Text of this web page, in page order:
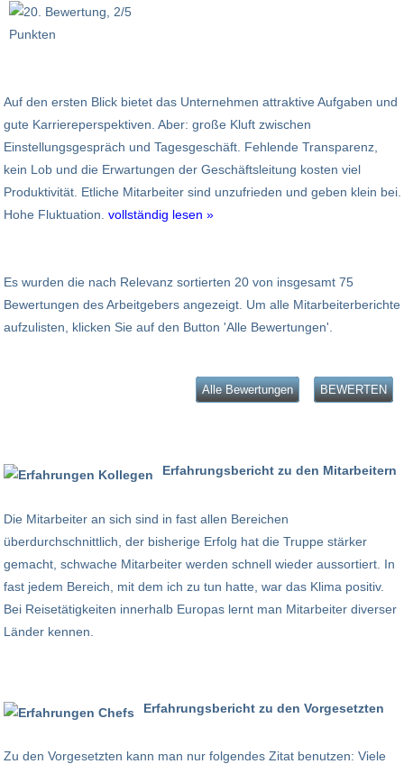
Auf den ersten Blick bietet das Unternehmen attraktive Aufgaben und
gute Karriereperspektiven. Aber: große Kluft zwischen
Einstellungsgespräch und Tagesgeschäft. Fehlende Transparenz,
kein Lob und die Erwartungen der Geschäftsleitung kosten viel
Produktivität. Etliche Mitarbeiter sind unzufrieden und geben klein bei.
Hohe Fluktuation. vollständig lesen »
Es wurden die nach Relevanz sortierten 20 von insgesamt 75
Bewertungen des Arbeitgebers angezeigt. Um alle Mitarbeiterberichte
aufzulisten, klicken Sie auf den Button 'Alle Bewertungen'.
Alle Bewertungen BEWERTEN
Erfahrungsbericht zu den Mitarbeitern
Die Mitarbeiter an sich sind in fast allen Bereichen
überdurchschnittlich, der bisherige Erfolg hat die Truppe stärker
gemacht, schwache Mitarbeiter werden schnell wieder aussortiert. In
fast jedem Bereich, mit dem ich zu tun hatte, war das Klima positiv.
Bei Reisetätigkeiten innerhalb Europas lernt man Mitarbeiter diverser
Länder kennen.
Erfahrungsbericht zu den Vorgesetzten
Zu den Vorgesetzten kann man nur folgendes Zitat benutzen: Viele